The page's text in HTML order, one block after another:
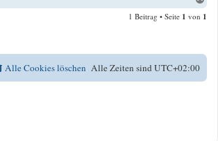
n
1 Beitrag • Seite 1 von 1
Alle Zeiten sindUTC+02:00
Alle Cookies löschen